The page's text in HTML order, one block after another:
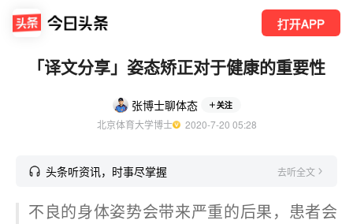
打开APP
「译文分享」姿态矫正对于健康的重要性
张博士聊体态 关注
北京体育大学博士
  2020-7-20 05:28
头条听资讯，时事尽掌握 去听全文
不良的身体姿势会带来严重的后果，患者会